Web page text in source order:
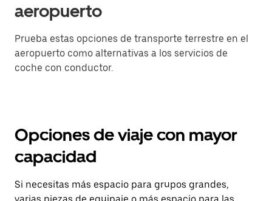
aeropuerto
Prueba estas opciones de transporte terrestre en el
aeropuerto como alternativas a los servicios de
coche con conductor.
Opciones de viaje con mayor
capacidad
Si necesitas más espacio para grupos grandes,